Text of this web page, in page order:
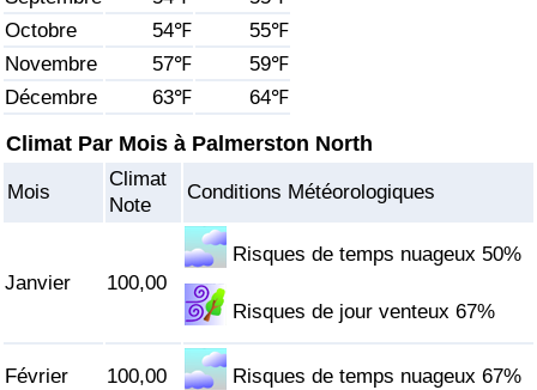
Octobre
54℉
55℉
Novembre
57℉
59℉
Décembre
63℉ 64℉
Climat Par Mois à Palmerston North
Mois
Climat
Note
Conditions Météorologiques
Janvier 100,00
Risques de temps nuageux 50%
Risques de jour venteux 67%
Février 100,00 Risques de temps nuageux 67%
Soins de santé
Indice des soins de santé (Actuel)
Indice des soins de santé par Pays
Pollution
Indice de Pollution (Actuel)